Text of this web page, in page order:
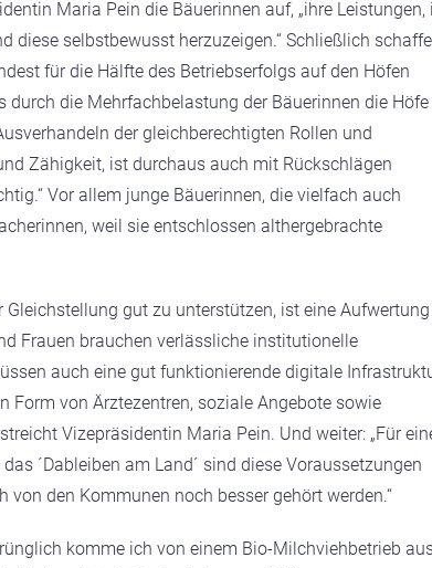
Maria Pein die Bäuerinnen auf, „ihre Leistungen,
diese selbstbewusst herzuzeigen.“ Schließlich
für die Hälfte des Betriebserfolgs auf den Höfen
die Mehrfachbelastung der Bäuerinnen die Höfe
der gleichberechtigten Rollen und
Zähigkeit, ist durchaus auch mit Rückschlägen
Vor allem junge Bäuerinnen, die vielfach auch
weil sie entschlossen althergebrachte
gut zu unterstützen, ist eine Aufwertung
Frauen brauchen verlässliche institutionelle
auch eine gut funktionierende digitale
Form von Ärztezentren, soziale Angebote sowie
Vizepräsidentin Maria Pein. Und weiter: „Für
´Dableiben am Land´ sind diese Voraussetzungen
den Kommunen noch besser gehört werden.“
komme ich von einem Bio-Milchviehbetrieb